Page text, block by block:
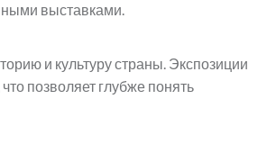
выставками.
и культуру страны. Экспозиции
позволяет глубже понять